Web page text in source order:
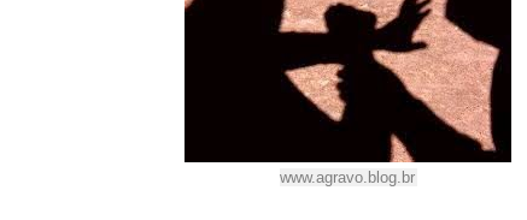
www.agravo.blog.br